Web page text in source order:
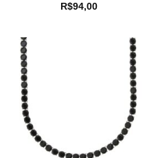
R$94,00